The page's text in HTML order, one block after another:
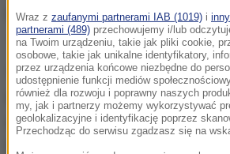
Mediolan - włoskiego klubu, w
- pozdrowienia i podziękowanie.
Dziękuję, nie poddam się. Czuję
teraz chcę zrozumieć, co się
za wszystko, co dla mnie
Wraz z zaufanymi partnerami IAB (1019) i
partnerami (489) przechowujemy i/lub
na Twoim urządzeniu, takie jak pliki cookie,
osobowe, takie jak unikalne identyfikatory,
przez urządzenia końcowe niezbędne do
udostępnienie funkcji mediów
również dla rozwoju i poprawny naszych
my, jak i partnerzy możemy wykorzystywać
geolokalizacyjne i identyfikację poprzez
Przechodząc do serwisu zgadzasz się na